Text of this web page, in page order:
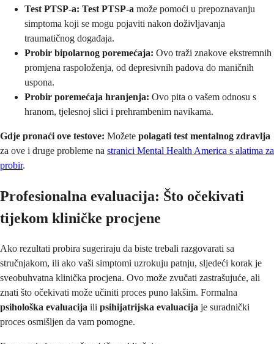
Test PTSP-a: Test PTSP-a može pomoći u prepoznavanju
simptoma koji se mogu pojaviti nakon doživljavanja
traumatičnog događaja.
Probir bipolarnog poremećaja: Ovo traži znakove ekstremnih
promjena raspoloženja, od depresivnih padova do maničnih
uspona.
Probir poremećaja hranjenja: Ovo pita o vašem odnosu s
hranom, tjelesnoj slici i prehrambenim navikama.
Gdje pronaći ove testove: Možete polagati test mentalnog zdravlja
za ove i druge probleme na stranici Mental Health America s alatima za
probir.
Profesionalna evaluacija: Što očekivati
tijekom kliničke procjene
Ako rezultati probira sugeriraju da biste trebali razgovarati sa
stručnjakom, ili ako vaši simptomi uzrokuju patnju, sljedeći korak je
sveobuhvatna klinička procjena. Ovo može zvučati zastrašujuće, ali
znati što očekivati može učiniti proces puno lakšim. Formalna
psihološka evaluacija ili psihijatrijska evaluacija je suradnički
proces osmišljen da vam pomogne.